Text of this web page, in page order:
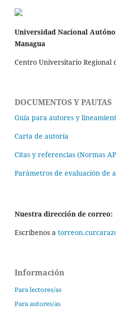
Universidad Nacional
Managua
Centro Universitario Regional
DOCUMENTOS Y PAUTAS
Guía para autores y
Carta de autoría
Citas y referencias (Normas
Parámetros de evaluación de
Nuestra dirección de correo:
Escríbenos a
Información
Para lectores/as
Para autores/as